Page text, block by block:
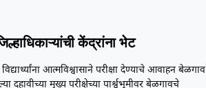
केंद्रांना भेट
आत्मविश्वासाने परीक्षा देण्याचे आवाहन
मुख्य परीक्षेच्या पार्श्वभूमीवर बेळगावचे